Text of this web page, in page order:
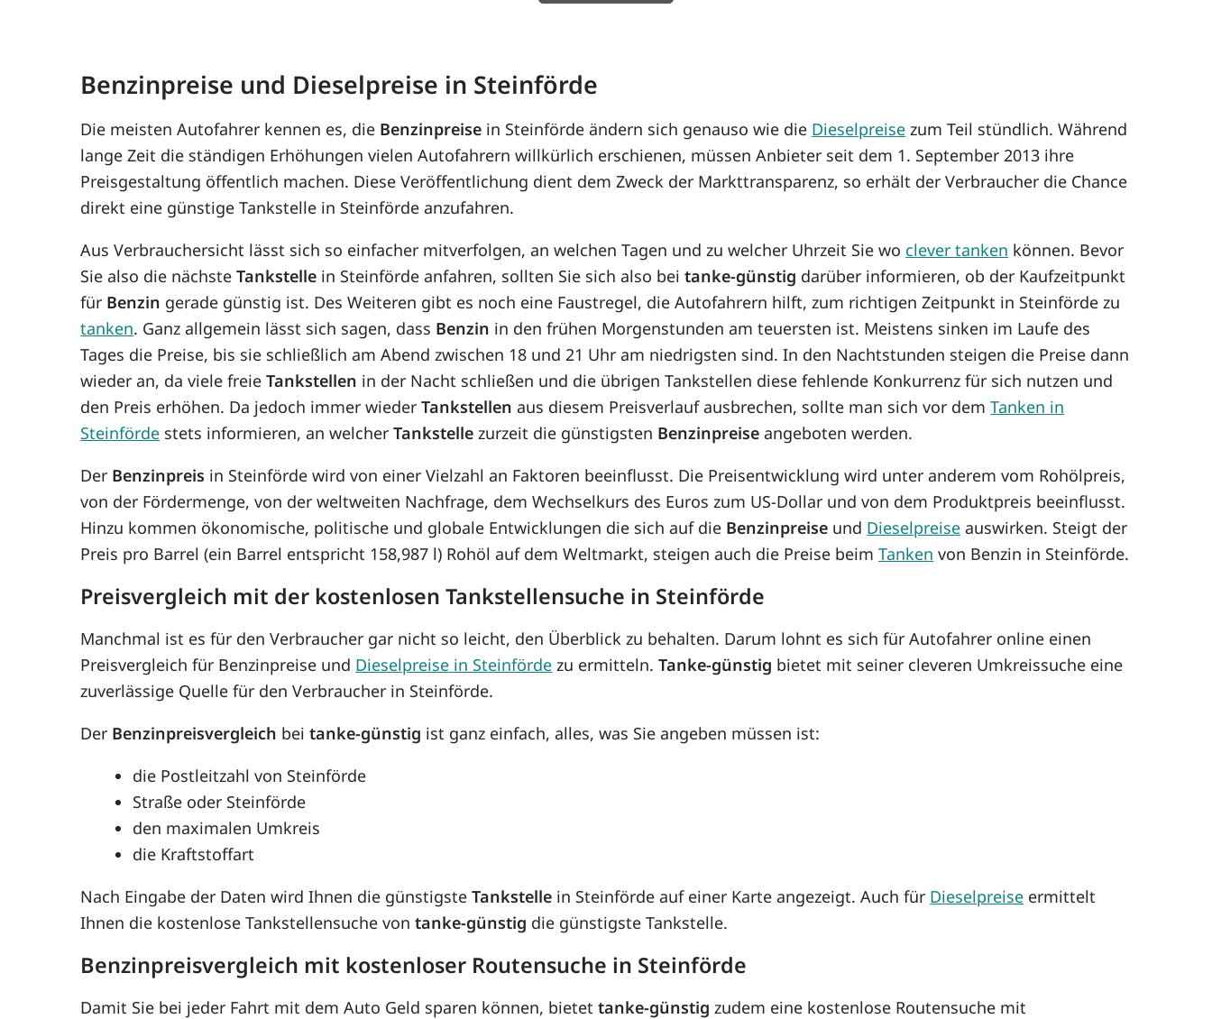
Benzinpreise und Dieselpreise in Steinförde
Die meisten Autofahrer kennen es, die Benzinpreise in Steinförde ändern sich genauso wie die Dieselpreise zum Teil stündlich. Während
lange Zeit die ständigen Erhöhungen vielen Autofahrern willkürlich erschienen, müssen Anbieter seit dem 1. September 2013 ihre
Preisgestaltung öffentlich machen. Diese Veröffentlichung dient dem Zweck der Markttransparenz, so erhält der Verbraucher die Chance
direkt eine günstige Tankstelle in Steinförde anzufahren.
Aus Verbrauchersicht lässt sich so einfacher mitverfolgen, an welchen Tagen und zu welcher Uhrzeit Sie wo clever tanken können. Bevor
Sie also die nächsteTankstelle in Steinförde anfahren, sollten Sie sich also beitanke-günstig darüber informieren, ob der Kaufzeitpunkt
für Benzin gerade günstig ist. Des Weiteren gibt es noch eine Faustregel, die Autofahrern hilft, zum richtigen Zeitpunkt in Steinförde zu
tanken. Ganz allgemein lässt sich sagen, dass Benzin in den frühen Morgenstunden am teuersten ist. Meistens sinken im Laufe des
Tages die Preise, bis sie schließlich am Abend zwischen 18 und 21 Uhr am niedrigsten sind. In den Nachtstunden steigen die Preise dann
wieder an, da viele freieTankstellen in der Nacht schließen und die übrigen Tankstellen diese fehlende Konkurrenz für sich nutzen und
den Preis erhöhen. Da jedoch immer wiederTankstellen aus diesem Preisverlauf ausbrechen, sollte man sich vor demTanken in
Steinförde stets informieren, an welcherTankstelle zurzeit die günstigsten Benzinpreise angeboten werden.
Der Benzinpreis in Steinförde wird von einer Vielzahl an Faktoren beeinflusst. Die Preisentwicklung wird unter anderem vom Rohölpreis,
von der Fördermenge, von der weltweiten Nachfrage, dem Wechselkurs des Euros zum US-Dollar und von dem Produktpreis beeinflusst.
Hinzu kommen ökonomische, politische und globale Entwicklungen die sich auf die Benzinpreise und Dieselpreise auswirken. Steigt der
Preis pro Barrel (ein Barrel entspricht 158,987 l) Rohöl auf dem Weltmarkt, steigen auch die Preise beimTanken von Benzin in Steinförde.
Preisvergleich mit der kostenlosen Tankstellensuche in Steinförde
Manchmal ist es für den Verbraucher gar nicht so leicht, den Überblick zu behalten. Darum lohnt es sich für Autofahrer online einen
Preisvergleich für Benzinpreise und Dieselpreise in Steinförde zu ermitteln.Tanke-günstig bietet mit seiner cleveren Umkreissuche eine
zuverlässige Quelle für den Verbraucher in Steinförde.
Der Benzinpreisvergleich beitanke-günstig ist ganz einfach, alles, was Sie angeben müssen ist:
die Postleitzahl von Steinförde
Straße oder Steinförde
den maximalen Umkreis
die Kraftstoffart
Nach Eingabe der Daten wird Ihnen die günstigsteTankstelle in Steinförde auf einer Karte angezeigt. Auch für Dieselpreise ermittelt
Ihnen die kostenlose Tankstellensuche vontanke-günstig die günstigste Tankstelle.
Benzinpreisvergleich mit kostenloser Routensuche in Steinförde
Damit Sie bei jeder Fahrt mit dem Auto Geld sparen können, bietettanke-günstig zudem eine kostenlose Routensuche mit